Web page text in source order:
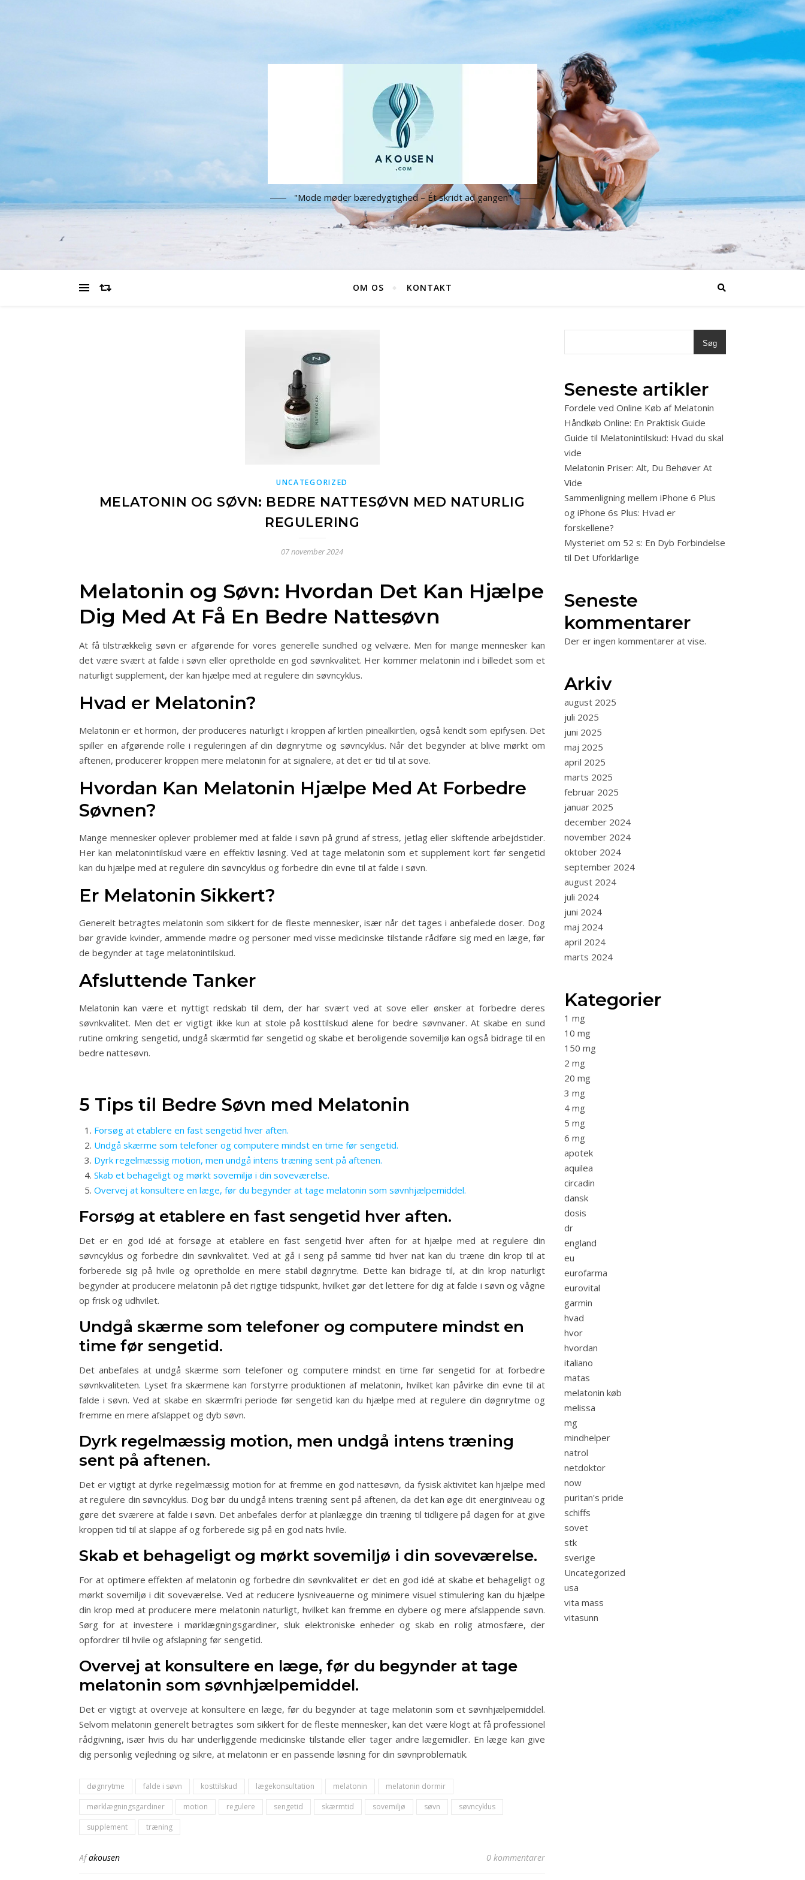
"Mode møder bæredygtighed – Ét skridt ad gangen"
OM OS KONTAKT
UNCATEGORIZED
MELATONIN OG SØVN: BEDRE NATTESØVN MED NATURLIG
REGULERING
07 november 2024
Melatonin og Søvn: Hvordan Det Kan Hjælpe
Dig Med At Få En Bedre Nattesøvn
At få tilstrækkelig søvn er afgørende for vores generelle sundhed og velvære. Men for mange mennesker kan
det være svært at falde i søvn eller opretholde en god søvnkvalitet. Her kommer melatonin ind i billedet som et
naturligt supplement, der kan hjælpe med at regulere din søvncyklus.
Hvad er Melatonin?
Melatonin er et hormon, der produceres naturligt i kroppen af kirtlen pinealkirtlen, også kendt som epifysen. Det
spiller en afgørende rolle i reguleringen af din døgnrytme og søvncyklus. Når det begynder at blive mørkt om
aftenen, producerer kroppen mere melatonin for at signalere, at det er tid til at sove.
Hvordan Kan Melatonin Hjælpe Med At Forbedre
Søvnen?
Mange mennesker oplever problemer med at falde i søvn på grund af stress, jetlag eller skiftende arbejdstider.
Her kan melatonintilskud være en effektiv løsning. Ved at tage melatonin som et supplement kort før sengetid
kan du hjælpe med at regulere din søvncyklus og forbedre din evne til at falde i søvn.
Er Melatonin Sikkert?
Generelt betragtes melatonin som sikkert for de fleste mennesker, især når det tages i anbefalede doser. Dog
bør gravide kvinder, ammende mødre og personer med visse medicinske tilstande rådføre sig med en læge, før
de begynder at tage melatonintilskud.
Afsluttende Tanker
Melatonin kan være et nyttigt redskab til dem, der har svært ved at sove eller ønsker at forbedre deres
søvnkvalitet. Men det er vigtigt ikke kun at stole på kosttilskud alene for bedre søvnvaner. At skabe en sund
rutine omkring sengetid, undgå skærmtid før sengetid og skabe et beroligende sovemiljø kan også bidrage til en
bedre nattesøvn.
5 Tips til Bedre Søvn med Melatonin
Forsøg at etablere en fast sengetid hver aften.
Undgå skærme som telefoner og computere mindst en time før sengetid.
Dyrk regelmæssig motion, men undgå intens træning sent på aftenen.
Skab et behageligt og mørkt sovemiljø i din soveværelse.
Overvej at konsultere en læge, før du begynder at tage melatonin som søvnhjælpemiddel.
Forsøg at etablere en fast sengetid hver aften.
Det er en god idé at forsøge at etablere en fast sengetid hver aften for at hjælpe med at regulere din
søvncyklus og forbedre din søvnkvalitet. Ved at gå i seng på samme tid hver nat kan du træne din krop til at
forberede sig på hvile og opretholde en mere stabil døgnrytme. Dette kan bidrage til, at din krop naturligt
begynder at producere melatonin på det rigtige tidspunkt, hvilket gør det lettere for dig at falde i søvn og vågne
op frisk og udhvilet.
Undgå skærme som telefoner og computere mindst en
time før sengetid.
Det anbefales at undgå skærme som telefoner og computere mindst en time før sengetid for at forbedre
søvnkvaliteten. Lyset fra skærmene kan forstyrre produktionen af melatonin, hvilket kan påvirke din evne til at
falde i søvn. Ved at skabe en skærmfri periode før sengetid kan du hjælpe med at regulere din døgnrytme og
fremme en mere afslappet og dyb søvn.
Dyrk regelmæssig motion, men undgå intens træning
sent på aftenen.
Det er vigtigt at dyrke regelmæssig motion for at fremme en god nattesøvn, da fysisk aktivitet kan hjælpe med
at regulere din søvncyklus. Dog bør du undgå intens træning sent på aftenen, da det kan øge dit energiniveau og
gøre det sværere at falde i søvn. Det anbefales derfor at planlægge din træning til tidligere på dagen for at give
kroppen tid til at slappe af og forberede sig på en god nats hvile.
Skab et behageligt og mørkt sovemiljø i din soveværelse.
For at optimere effekten af melatonin og forbedre din søvnkvalitet er det en god idé at skabe et behageligt og
mørkt sovemiljø i dit soveværelse. Ved at reducere lysniveauerne og minimere visuel stimulering kan du hjælpe
din krop med at producere mere melatonin naturligt, hvilket kan fremme en dybere og mere afslappende søvn.
Sørg for at investere i mørklægningsgardiner, sluk elektroniske enheder og skab en rolig atmosfære, der
opfordrer til hvile og afslapning før sengetid.
Overvej at konsultere en læge, før du begynder at tage
melatonin som søvnhjælpemiddel.
Det er vigtigt at overveje at konsultere en læge, før du begynder at tage melatonin som et søvnhjælpemiddel.
Selvom melatonin generelt betragtes som sikkert for de fleste mennesker, kan det være klogt at få professionel
rådgivning, især hvis du har underliggende medicinske tilstande eller tager andre lægemidler. En læge kan give
dig personlig vejledning og sikre, at melatonin er en passende løsning for din søvnproblematik.
døgnrytme falde i søvn kosttilskud lægekonsultation melatonin
melatonin dormir
mørklægningsgardiner
motion regulere sengetid skærmtid sovemiljø søvn
søvncyklus
supplement
træning
Afakousen 0 kommentarer
Søg
Seneste artikler
Fordele ved Online Køb af Melatonin
Håndkøb Online: En Praktisk Guide
Guide til Melatonintilskud: Hvad du skal
vide
Melatonin Priser: Alt, Du Behøver At
Vide
Sammenligning mellem iPhone 6 Plus
og iPhone 6s Plus: Hvad er
forskellene?
Mysteriet om 52 s: En Dyb Forbindelse
til Det Uforklarlige
Seneste
kommentarer
Der er ingen kommentarer at vise.
Arkiv
august 2025
juli 2025
juni 2025
maj 2025
april 2025
marts 2025
februar 2025
januar 2025
december 2024
november 2024
oktober 2024
september 2024
august 2024
juli 2024
juni 2024
maj 2024
april 2024
marts 2024
Kategorier
1 mg
10 mg
150 mg
2 mg
20 mg
3 mg
4 mg
5 mg
6 mg
apotek
aquilea
circadin
dansk
dosis
dr
england
eu
eurofarma
eurovital
garmin
hvad
hvor
hvordan
italiano
matas
melatonin køb
melissa
mg
mindhelper
natrol
netdoktor
now
puritan's pride
schiffs
sovet
stk
sverige
Uncategorized
usa
vita mass
vitasunn